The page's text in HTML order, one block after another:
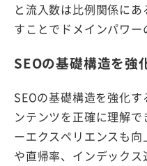
と流入数は比例関係に
すことでドメインパワー
SEOの基礎構造を強
SEOの基礎構造を強化
ンテンツを正確に理解
ーエクスペリエンスも
や直帰率、インデック